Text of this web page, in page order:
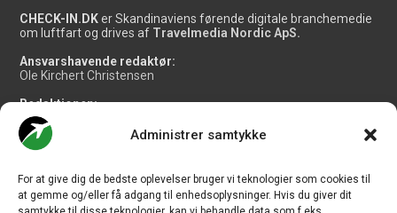
Administrer samtykke
For at give dig de bedste oplevelser bruger vi teknologier som cookies til
at gemme og/eller få adgang til enhedsoplysninger. Hvis du giver dit
CHECK-IN.DK er Skandinaviens førende digitale branchemedie
om luftfart og drives af Travelmedia Nordic ApS.
Ansvarshavende redaktør:
Ole Kirchert Christensen
Redaktionen:
Christian Granhøj Skouboe
Henrik Baumgarten
Danny Longhi Andreasen
Salg og jobannoncer:
salg@travelmedianordic.com